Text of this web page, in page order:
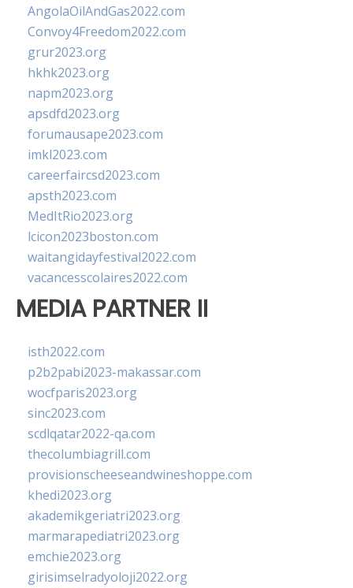
AngolaOilAndGas2022.com
Convoy4Freedom2022.com
grur2023.org
hkhk2023.org
napm2023.org
apsdfd2023.org
forumausape2023.com
imkl2023.com
careerfaircsd2023.com
apsth2023.com
MedItRio2023.org
lcicon2023boston.com
waitangidayfestival2022.com
vacancesscolaires2022.com
MEDIA PARTNER II
isth2022.com
p2b2pabi2023-makassar.com
wocfparis2023.org
sinc2023.com
scdlqatar2022-qa.com
thecolumbiagrill.com
provisionscheeseandwineshoppe.com
khedi2023.org
akademikgeriatri2023.org
marmarapediatri2023.org
emchie2023.org
girisimselradyoloji2022.org